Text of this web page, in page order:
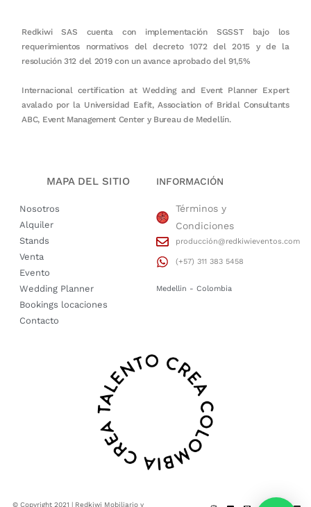
Redkiwi SAS cuenta con implementación SGSST bajo los
requerimientos normativos del decreto 1072 del 2015 y de la
resolución 312 del 2019 con un avance aprobado del 91,5%
Internacional certification at Wedding and Event Planner Expert
avalado por la Universidad Eafit, Association of Bridal Consultants
ABC, Event Management Center y Bureau de Medellín.
MAPA DEL SITIO
Nosotros
Alquiler
Stands
Venta
Evento
Wedding Planner
Bookings locaciones
Contacto
INFORMACIÓN
Términos y
Condiciones
producción@redkiwieventos.com
(+57) 311 383 5458
Medellin - Colombia
© Copyright 2021 | Redkiwi Mobiliario y